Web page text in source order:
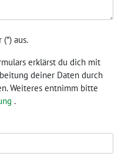
(*) aus.
erklärst du dich mit
deiner Daten durch
Weiteres entnimm bitte
.